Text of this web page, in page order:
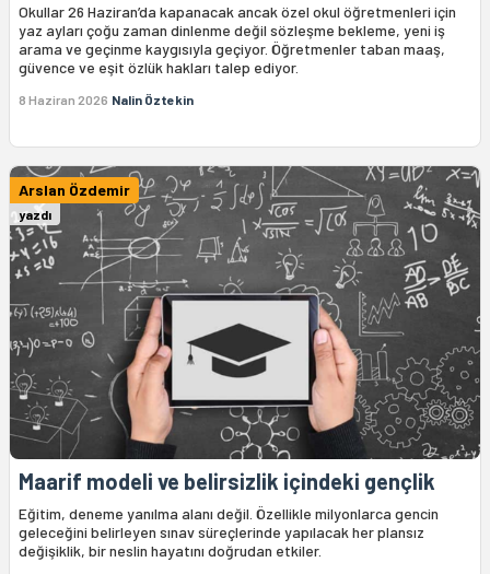
Okullar 26 Haziran’da kapanacak ancak özel okul öğretmenleri için
yaz ayları çoğu zaman dinlenme değil sözleşme bekleme, yeni iş
arama ve geçinme kaygısıyla geçiyor. Öğretmenler taban maaş,
güvence ve eşit özlük hakları talep ediyor.
8 Haziran 2026 Nalin Öztekin
Arslan Özdemir
yazdı
Maarif modeli ve belirsizlik içindeki gençlik
Eğitim, deneme yanılma alanı değil. Özellikle milyonlarca gencin
geleceğini belirleyen sınav süreçlerinde yapılacak her plansız
değişiklik, bir neslin hayatını doğrudan etkiler.